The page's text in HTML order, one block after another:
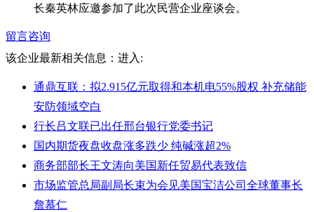
长秦英林应邀参加了此次民营企业座谈会。
留言咨询
该企业最新相关信息： 进入:
通鼎互联：拟2.915亿元取得和本机电55%股权 补充储能
安防领域空白
行长吕文联已出任邢台银行党委书记
国内期货夜盘收盘涨多跌少 纯碱涨超2%
商务部部长王文涛向美国新任贸易代表致信
市场监管总局副局长束为会见美国宝洁公司全球董事长
詹慕仁